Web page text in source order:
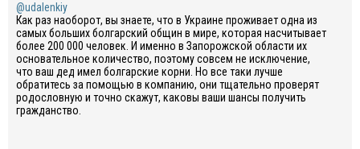
@udalenkiy
Как раз наоборот, вы знаете, что в Украине проживает одна из
самых больших болгарский общин в мире, которая насчитывает
более 200 000 человек. И именно в Запорожской области их
основательное количество, поэтому совсем не исключение,
что ваш дед имел болгарские корни. Но все таки лучше
обратитесь за помощью в компанию, они тщательно проверят
родословную и точно скажут, каковы ваши шансы получить
гражданство.